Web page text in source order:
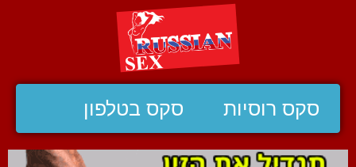
סקס רוסיות סקס בטלפון